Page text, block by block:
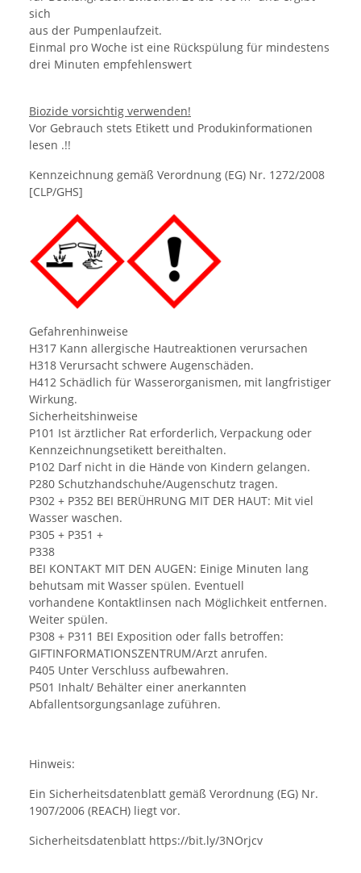
sich
aus der Pumpenlaufzeit.
Einmal pro Woche ist eine Rückspülung für mindestens
drei Minuten empfehlenswert
Biozide vorsichtig verwenden!
Vor Gebrauch stets Etikett und Produkinformationen
lesen .!!
Kennzeichnung gemäß Verordnung (EG) Nr. 1272/2008
[CLP/GHS]
Gefahrenhinweise
H317 Kann allergische Hautreaktionen verursachen
H318 Verursacht schwere Augenschäden.
H412 Schädlich für Wasserorganismen, mit langfristiger
Wirkung.
Sicherheitshinweise
P101 Ist ärztlicher Rat erforderlich, Verpackung oder
Kennzeichnungsetikett bereithalten.
P102 Darf nicht in die Hände von Kindern gelangen.
P280 Schutzhandschuhe/Augenschutz tragen.
P302 + P352 BEI BERÜHRUNG MIT DER HAUT: Mit viel
Wasser waschen.
P305 + P351 +
P338
BEI KONTAKT MIT DEN AUGEN: Einige Minuten lang
behutsam mit Wasser spülen. Eventuell
vorhandene Kontaktlinsen nach Möglichkeit entfernen.
Weiter spülen.
P308 + P311 BEI Exposition oder falls betroffen:
GIFTINFORMATIONSZENTRUM/Arzt anrufen.
P405 Unter Verschluss aufbewahren.
P501 Inhalt/ Behälter einer anerkannten
Abfallentsorgungsanlage zuführen.
Hinweis:
Ein Sicherheitsdatenblatt gemäß Verordnung (EG) Nr.
1907/2006 (REACH) liegt vor.
Sicherheitsdatenblatt https://bit.ly/3NOrjcv